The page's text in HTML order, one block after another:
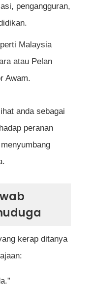
pengangguran,
Malaysia
atau Pelan
Awam.
anda sebagai
peranan
kerap ditanya